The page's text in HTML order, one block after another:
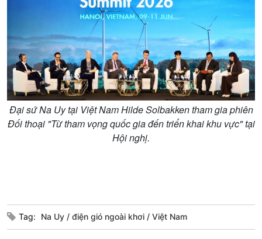
Câu chuyện thời sự
Dòng chảy sự kiện
Đối thoại
Đại sứ Na Uy tại Việt Nam Hilde Solbakken tham gia phiên
Đối thoại "Từ tham vọng quốc gia đến triển khai khu vực" tại
Hội nghị.
Tag: Na Uy điện gió ngoài khơi Việt Nam